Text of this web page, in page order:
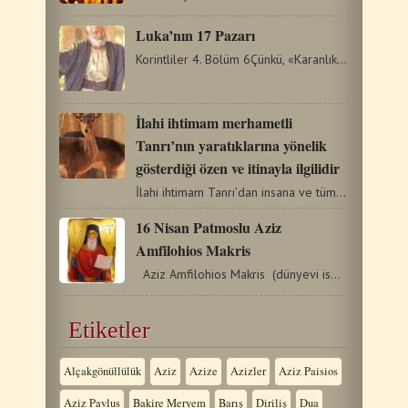
Luka’nın 17 Pazarı
Korintliler 4. Bölüm 6Çünkü, «Karanlıktan ışık parlayacak»…
İlahi ihtimam merhametli
Tanrı’nın yaratıklarına yönelik
gösterdiği özen ve itinayla ilgilidir
İlahi ihtimam Tanrı’dan insana ve tüm yaradılışa sunulan…
16 Nisan Patmoslu Aziz
Amfilohios Makris
Aziz Amfilohios Makris (dünyevi ismiyle Atanasios Makris),…
Etiketler
Alçakgönüllülük Aziz Azize Azizler Aziz Paisios
Aziz Pavlus Bakire Meryem Barış Diriliş Dua